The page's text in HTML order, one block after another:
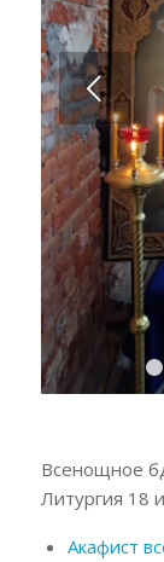
Всенощное
Литургия 18
Акафист